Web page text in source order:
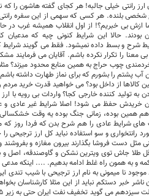
رانتی خیلی جالبه! هر کجای گفته هاشون را
شخصی بلنده. هر کسی که سهمی از این سفره
ازش بی خبریم؟! از اول انقلاب همیشه غرب در
بودند. حالا این شرایط کنونی چیه که
شرح و بسط داده نمیشود. فقط می گویند شرایط
معنا را تکرار نکرده باشم. آقایان می فرمایند
چوب حراج به همین منابع محدود میزند؟
آب پشتم را بشورم که برای نماز طهارت داشته
کالاها از داخل بود؟ می خواهید قدرت خرید
به تولید کننده خارجی کجا؟ واردات بی رویه با
خریدش حفظ می شود! اصلا شرایط غیر عادی و
همین بوده، زمانی جنگ بوده یه وقت خشکسالی
شرایط عادی را هم شرح بدن که فردا روز که
رانتخواری و سو استفاده نباید کل ارز ترجیحی
مثل دست فروشا بگذارند بیرون مغازه و بفروشند
طلا جاش توی ویترین نشکن و گاوصندقه، اصل و
کمه و به همون راه غلط ادامه بدهیم. .... اینکه
نا میمونی به نام ارز ترجیحی با شیب
ناشر خبر دستکم نباید از این مثلا کارشناسان